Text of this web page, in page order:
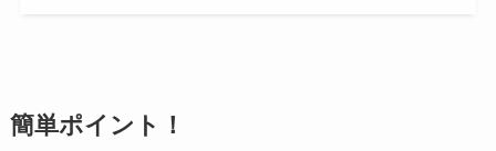
簡単ポイント！